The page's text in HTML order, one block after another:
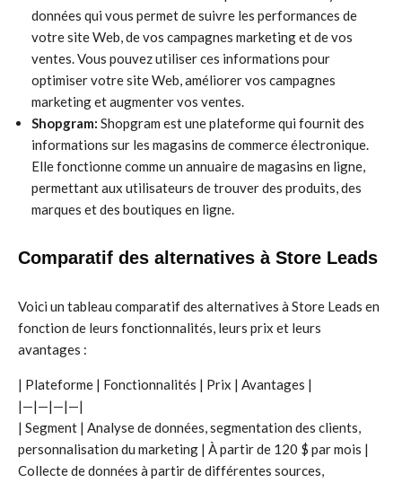
données qui vous permet de suivre les performances de
votre site Web, de vos campagnes marketing et de vos
ventes. Vous pouvez utiliser ces informations pour
optimiser votre site Web, améliorer vos campagnes
marketing et augmenter vos ventes.
Shopgram: Shopgram est une plateforme qui fournit des
informations sur les magasins de commerce électronique.
Elle fonctionne comme un annuaire de magasins en ligne,
permettant aux utilisateurs de trouver des produits, des
marques et des boutiques en ligne.
Comparatif des alternatives à Store Leads
Voici un tableau comparatif des alternatives à Store Leads en
fonction de leurs fonctionnalités, leurs prix et leurs
avantages :
| Plateforme | Fonctionnalités | Prix | Avantages |
|—|—|—|—|
| Segment | Analyse de données, segmentation des clients,
personnalisation du marketing | À partir de 120 $ par mois |
Collecte de données à partir de différentes sources,